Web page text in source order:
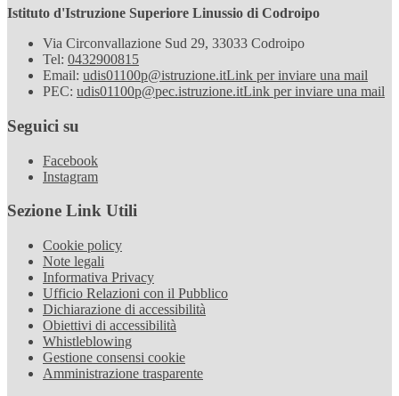
Istituto d'Istruzione Superiore Linussio di Codroipo
Via Circonvallazione Sud 29, 33033 Codroipo
Tel: 0432900815
Email: udis01100p@istruzione.itLink per inviare una mail
PEC: udis01100p@pec.istruzione.itLink per inviare una mail
Seguici su
Facebook
Instagram
Sezione Link Utili
Cookie policy
Note legali
Informativa Privacy
Ufficio Relazioni con il Pubblico
Dichiarazione di accessibilità
Obiettivi di accessibilità
Whistleblowing
Gestione consensi cookie
Amministrazione trasparente